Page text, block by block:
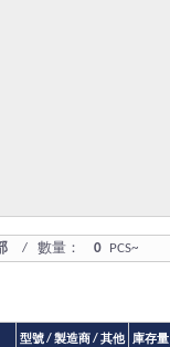
/ 數量： 0 PCS~
型號 / 製造商 / 其他 庫存量